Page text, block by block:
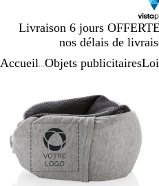
Livraison 6 jours
nos délais de
Diapositive
1
Accueil Objets publicitaires
zoomable
minimum
pour
développer
touches
plus
et
moins
pour
zoomer